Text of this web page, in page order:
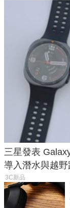
三星發表
導入潛水與越
3C新品